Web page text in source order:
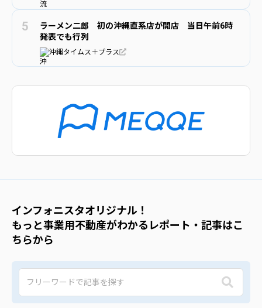
ラーメン二郎 初の沖縄直系店が開店 当日午前6時
発表でも行列
沖縄タイムス＋プラス
インフォニスタオリジナル！
もっと事業用不動産がわかるレポート・記事はこ
ちらから